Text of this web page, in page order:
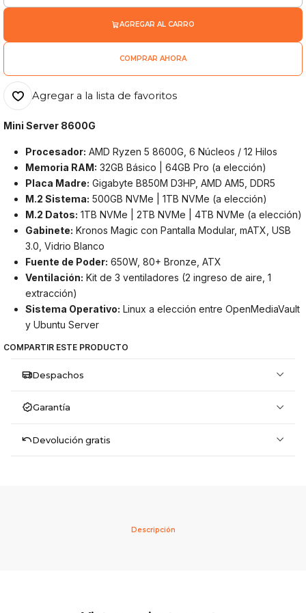
AGREGAR AL CARRO
COMPRAR AHORA
Agregar a la lista de favoritos
Mini Server 8600G
Procesador: AMD Ryzen 5 8600G, 6 Núcleos / 12 Hilos
Memoria RAM: 32GB Básico | 64GB Pro (a elección)
Placa Madre: Gigabyte B850M D3HP, AMD AM5, DDR5
M.2 Sistema: 500GB NVMe | 1TB NVMe (a elección)
M.2 Datos: 1TB NVMe | 2TB NVMe | 4TB NVMe (a elección)
Gabinete: Kronos Magic con Pantalla Modular, mATX, USB
3.0, Vidrio Blanco
Fuente de Poder: 650W, 80+ Bronze, ATX
Ventilación: Kit de 3 ventiladores (2 ingreso de aire, 1
extracción)
Sistema Operativo: Linux a elección entre OpenMediaVault
y Ubuntu Server
COMPARTIR ESTE PRODUCTO
Despachos
Garantía
Devolución gratis
Descripción